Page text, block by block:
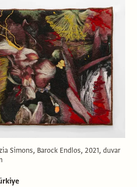
Simons, Barock Endlos, 2021, duvar